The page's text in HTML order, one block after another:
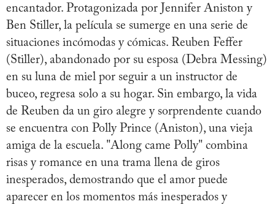
encantador. Protagonizada por Jennifer Aniston y
Ben Stiller, la película se sumerge en una serie de
situaciones incómodas y cómicas. Reuben Feffer
(Stiller), abandonado por su esposa (Debra Messing)
en su luna de miel por seguir a un instructor de
buceo, regresa solo a su hogar. Sin embargo, la vida
de Reuben da un giro alegre y sorprendente cuando
se encuentra con Polly Prince (Aniston), una vieja
amiga de la escuela. "Along came Polly" combina
risas y romance en una trama llena de giros
inesperados, demostrando que el amor puede
aparecer en los momentos más inesperados y